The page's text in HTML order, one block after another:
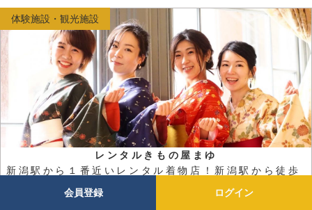
会員登録 ログイン
レンタルきもの屋まゆ
新潟駅から１番近いレンタル着物店！新潟駅から徒歩
体験施設・観光施設